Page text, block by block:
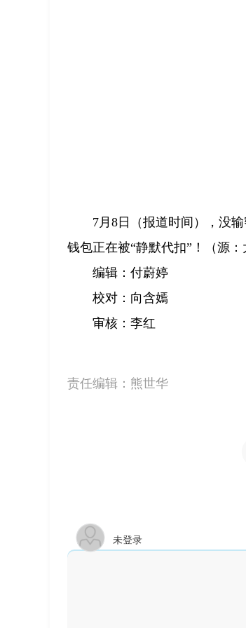
7月8日（报道时间），没
钱包正在被“静默代扣”！（源：
编辑：付蔚婷
校对：向含嫣
审核：李红
责任编辑： 熊世华
未登录